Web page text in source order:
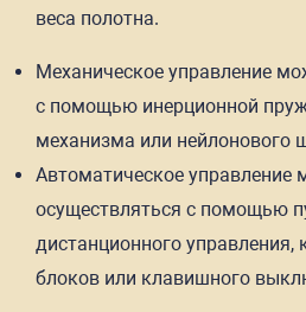
веса полотна.
Механическое управление
с помощью инерционной
механизма или нейлонового
Автоматическое управление
осуществляться с помощью
дистанционного
блоков или клавишного